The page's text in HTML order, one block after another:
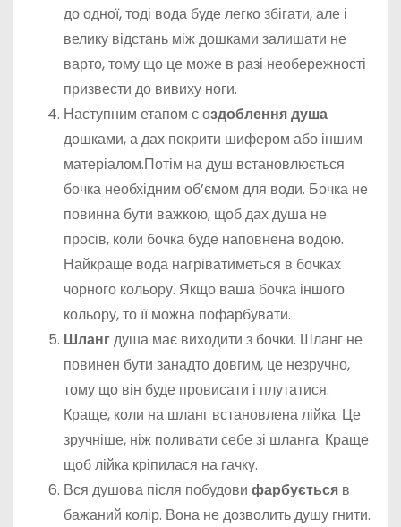
до одної, тоді вода буде легко збігати, але і
велику відстань між дошками залишати не
варто, тому що це може в разі необережності
призвести до вивиху ноги.
Наступним етапом є оздоблення душа
дошками, а дах покрити шифером або іншим
матеріалом.Потім на душ встановлюється
бочка необхідним об’ємом для води. Бочка не
повинна бути важкою, щоб дах душа не
просів, коли бочка буде наповнена водою.
Найкраще вода нагріватиметься в бочках
чорного кольору. Якщо ваша бочка іншого
кольору, то її можна пофарбувати.
Шлангдуша має виходити з бочки. Шланг не
повинен бути занадто довгим, це незручно,
тому що він буде провисати і плутатися.
Краще, коли на шланг встановлена лійка. Це
зручніше, ніж поливати себе зі шланга. Краще
щоб лійка кріпилася на гачку.
Вся душова після побудови фарбується в
бажаний колір. Вона не дозволить душу гнити.